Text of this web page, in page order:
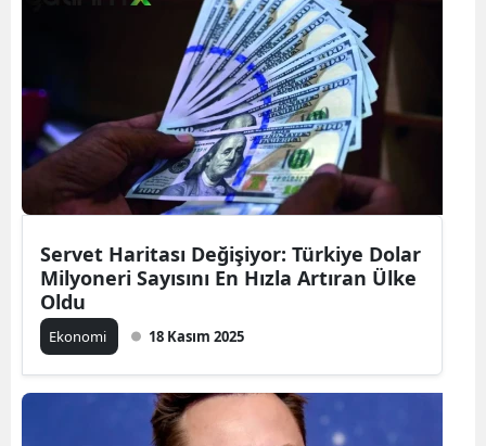
Servet Haritası Değişiyor: Türkiye Dolar
Milyoneri Sayısını En Hızla Artıran Ülke
Oldu
Ekonomi 18 Kasım 2025